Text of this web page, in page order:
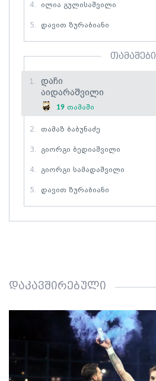
4. Ილია Გულისაშვილი
5. Დავით Ზურაბიანი
თამაშები
1.
Დაჩი
Აიდარაშვილი
19 თამაში
2. Თამაზ Ბაბუნაძე
3. Გიორგი Ბედიაშვილი
4. Გიორგი Სამადაშვილი
5. Დავით Ზურაბიანი
დაკავშირებული